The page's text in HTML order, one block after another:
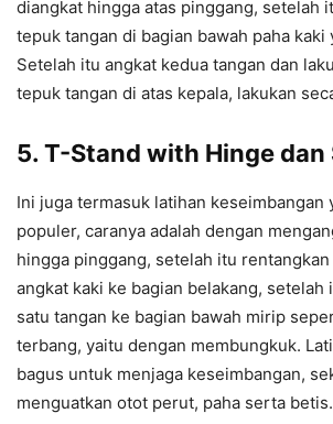
diangkat hingga atas pinggang, setelah
tepuk tangan di bagian bawah paha kaki
Setelah itu angkat kedua tangan dan
tepuk tangan di atas kepala, lakukan
5. T-Stand with Hinge dan
Ini juga termasuk latihan keseimbangan
populer, caranya adalah dengan
hingga pinggang, setelah itu
angkat kaki ke bagian belakang, setelah
satu tangan ke bagian bawah mirip
terbang, yaitu dengan membungkuk.
bagus untuk menjaga keseimbangan,
menguatkan otot perut, paha serta betis.